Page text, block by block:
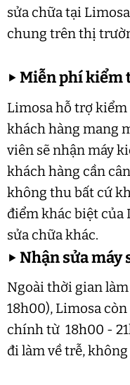
sửa chữa tại
chung trên thị
▶Miễn phí kiểm
Limosa hỗ trợ
khách hàng mang
viên sẽ nhận máy
khách hàng cần
không thu bất cứ
điểm khác biệt của
sửa chữa khác.
▶Nhận sửa máy
Ngoài thời gian
18h00), Limosa
chính từ 18h00 -
đi làm về trễ,